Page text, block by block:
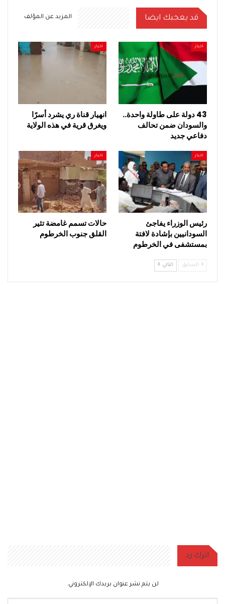
قد يعجبك ايضا المزيد عن المؤلف
اخبار
43 دولة على طاولة واحدة..
والسودان ضمن تحالف
دفاعي جديد
اخبار
انهيار قناة ري يشرد أسرًا
ويغرق قرية في هذه الولاية
اخبار
رئيس الوزراء يفاجئ
السودانيين بإشادة لافتة
بمستشفى في الخرطوم
اخبار
حالات تسمم غامضة تثير
القلق جنوب الخرطوم
السابق التالي
اترك رد
لن يتم نشر عنوان بريدك الإلكتروني.